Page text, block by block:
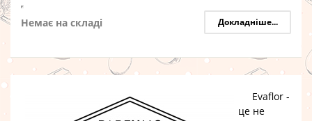
Немає на складі Докладніше...
Evaflor -
це не